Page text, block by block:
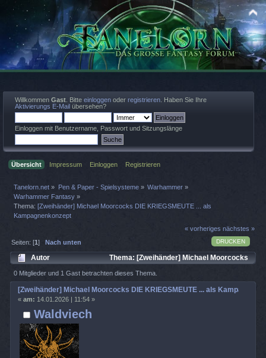
Willkommen Gast . Bitte einloggen oder registrieren . Haben Sie Ihre
Aktivierungs E-Mail übersehen?
Einloggen mit Benutzername, Passwort und Sitzungslänge
Übersicht Impressum Einloggen Registrieren
Tanelorn.net » Pen & Paper - Spielsysteme» Warhammer »
Warhammer Fantasy »
Thema:[Zweihänder] Michael Moorcocks DIE KRIEGSMEUTE ... als
Kampagnenkonzept
« vorheriges nächstes »
DRUCKEN
Seiten: [1]Nach unten
Autor
Thema: [Zweihänder] Michael Moorcocks
DIE KRIEGSMEUTE ... als Kampagnenkonzept (Gelesen 958 mal)
0 Mitglieder und 1 Gast betrachten dieses Thema.
Waldviech
[Zweihänder] Michael Moorcocks DIE KRIEGSMEUTE ... als
« am: 14.01.2026 | 11:54 »